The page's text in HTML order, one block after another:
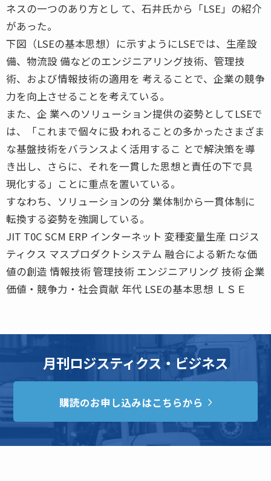
ネスの一つのあり方とし て、石井氏から「LSE」の紹介
があった。
下図（LSEの基本思想）に示すようにLSEでは、生産設
備、物流設 備などのエンジニアリング技術、管理技
術、および情報技術の適用を 考えることで、企業の競争
力を向上させることを考えている。
また、企 業へのソリューション提供の姿勢としてLSEで
は、「これまで個々に扱 われることの多かったさまざま
な基盤技術をバランスよく活用するこ とで解決策を導
き出し、さらに、それを一貫した思想と責任の下で具
現化する」ことに重点を置いている。
すなわち、ソリューションの分 業体制から一貫体制に
転換する姿勢を強調している。
JIT T0C SCM ERP インターネット 変種変量生産 ロジス
ティクス マスプロダクトシステム 融合による新たな価
値の創造 情報技術 管理技術 エンジニアリング 技術 企業
価値・競争力・社会貢献 年代 LSEの基本思想 ＬＳＥ
月刊ロジスティクス・ビジネス
購読のお申し込みはこちらから